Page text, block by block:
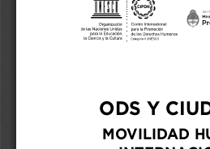
ODS Y
MOVILIDAD